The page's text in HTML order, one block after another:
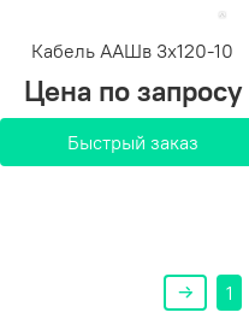
Кабель ААШв 3х120-10
Цена по запросу
Быстрый заказ
1